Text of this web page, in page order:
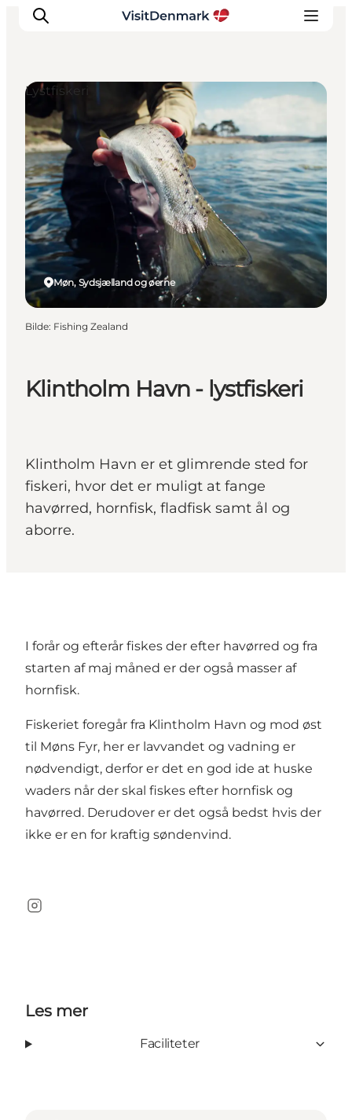
Inspirasjon
Reisemål
Aktiviteter
Overnatting
Planlegg reisen
Klintholm Havn - lystfiskeri
Klintholm Havn er et glimrende sted for
fiskeri, hvor det er muligt at fange
havørred, hornfisk, fladfisk samt ål og
aborre.
Møn, Sydsjælland og øerne
Lystfiskeri
Bilde: Fishing Zealand
I forår og efterår fiskes der efter havørred og fra
starten af maj måned er der også masser af
hornfisk.
Fiskeriet foregår fra Klintholm Havn og mod øst
til Møns Fyr, her er lavvandet og vadning er
nødvendigt, derfor er det en god ide at huske
waders når der skal fiskes efter hornfisk og
havørred. Derudover er det også bedst hvis der
ikke er en for kraftig søndenvind.
Instagram
Les mer
Faciliteter